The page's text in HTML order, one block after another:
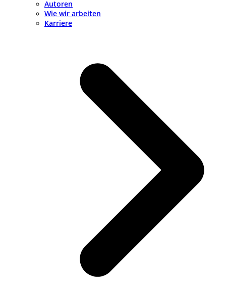
Autoren
Wie wir arbeiten
Karriere